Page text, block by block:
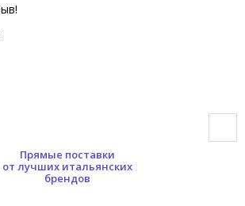
Прямые поставки
от лучших итальянских
брендов